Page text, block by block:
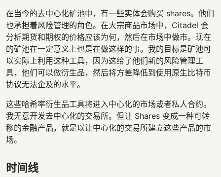
在当今的去中心化矿池中，有一些实体会购买 shares。他们
也承担着风险管理的角色。在大宗商品市场中，Citadel 会
分析期货和期权的价格应该为何，然后在市场中做市。现在
的矿池在一定意义上也是在做这样的事。我的目标是矿池可
以实际上利用这种工具，因为这给了他们新的风险管理工
具，他们可以做衍生品，然后将方差降低到使用原生比特币
协议无法企及的水平。
这些哈希率衍生品工具将进入中心化的市场或者私人合约。
我无意开发去中心化的交易所。但让 Shares 变成一种可转
移的金融产品，就足以让中心化的交易所建立这些产品的市
场。
时间线